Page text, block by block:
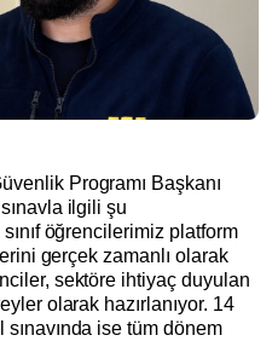
Programı Başkanı
ilgili şu
öğrencilerimiz platform
gerçek zamanlı olarak
sektöre ihtiyaç duyulan
olarak hazırlanıyor. 14
ise tüm dönem